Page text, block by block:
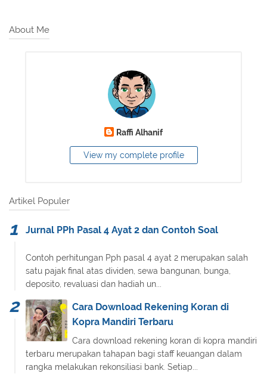
About Me
Raffi Alhanif
View my complete profile
Artikel Populer
Jurnal PPh Pasal 4 Ayat 2 dan Contoh Soal
Contoh perhitungan Pph pasal 4 ayat 2 merupakan salah
satu pajak final atas dividen, sewa bangunan, bunga,
deposito, revaluasi dan hadiah un...
Cara Download Rekening Koran di
Kopra Mandiri Terbaru
Cara download rekening koran di kopra mandiri
terbaru merupakan tahapan bagi staff keuangan dalam
rangka melakukan rekonsiliasi bank. Setiap...